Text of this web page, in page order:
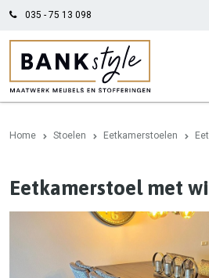
035 - 75 13 098
Home Stoelen Eetkamerstoelen
Eetkamerstoel met